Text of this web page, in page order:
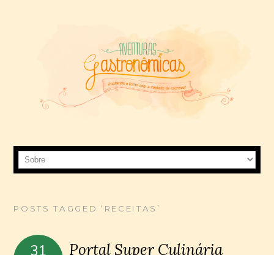
POSTS TAGGED ‘RECEITAS’
31 Portal Super Culinária